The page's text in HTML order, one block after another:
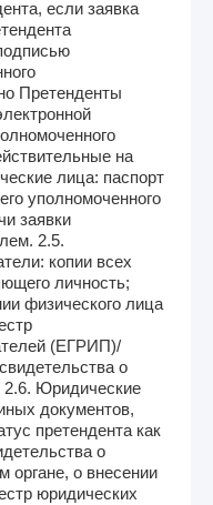
если заявка
Претенденты
на
лица: паспорт
уполномоченного
заявки
2.5.
копии всех
личность;
физического лица
(ЕГРИП)/
о
2.6. Юридические
документов,
претендента как
о
органе, о внесении
юридических